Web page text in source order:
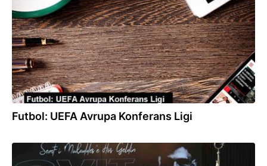
Futbol: UEFA Avrupa Konferans Ligi
29.08.2023